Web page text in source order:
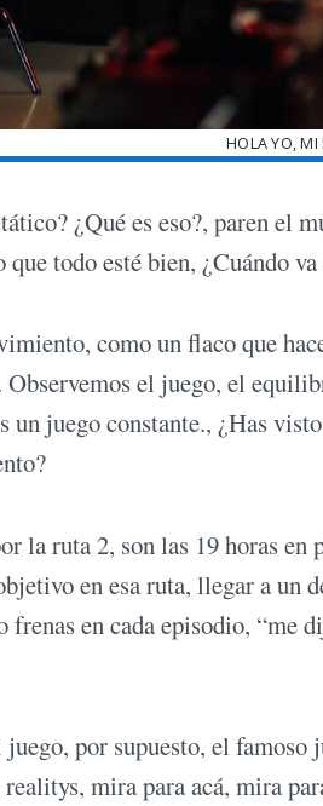
HOLA YO,
¿Qué es eso?, paren el
que todo esté bien, ¿Cuándo
como un flaco que
el juego, el
un juego constante., ¿Has
la ruta 2, son las 19 horas
en esa ruta, llegar a un
frenas en cada episodio, “me
juego, por supuesto, el
mira para acá, mira